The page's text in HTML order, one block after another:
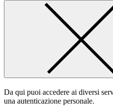
Da qui puoi accedere ai diversi
una autenticazione personale.